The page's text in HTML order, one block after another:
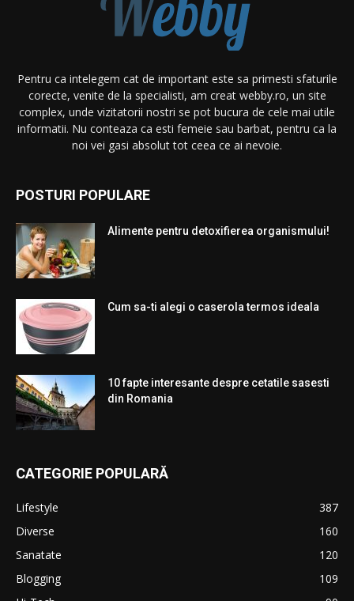
Pentru ca intelegem cat de important este sa primesti sfaturile
corecte, venite de la specialisti, am creat webby.ro, un site
complex, unde vizitatorii nostri se pot bucura de cele mai utile
informatii. Nu conteaza ca esti femeie sau barbat, pentru ca la
noi vei gasi absolut tot ceea ce ai nevoie.
POSTURI POPULARE
Alimente pentru detoxifierea organismului!
Cum sa-ti alegi o caserola termos ideala
10 fapte interesante despre cetatile sasesti
din Romania
CATEGORIE POPULARĂ
Lifestyle
387
Diverse
160
Sanatate
120
Blogging
109